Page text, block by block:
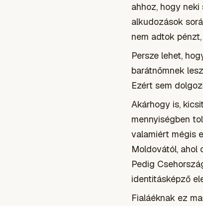
ahhoz, hogy
alkudozások
nem adtok
Persze lehet,
barátnőmnek
Ezért sem
Akárhogy is,
mennyiségben
valamiért mégis
Moldovától, ahol
Pedig
identitásképző
Fialáéknak ez